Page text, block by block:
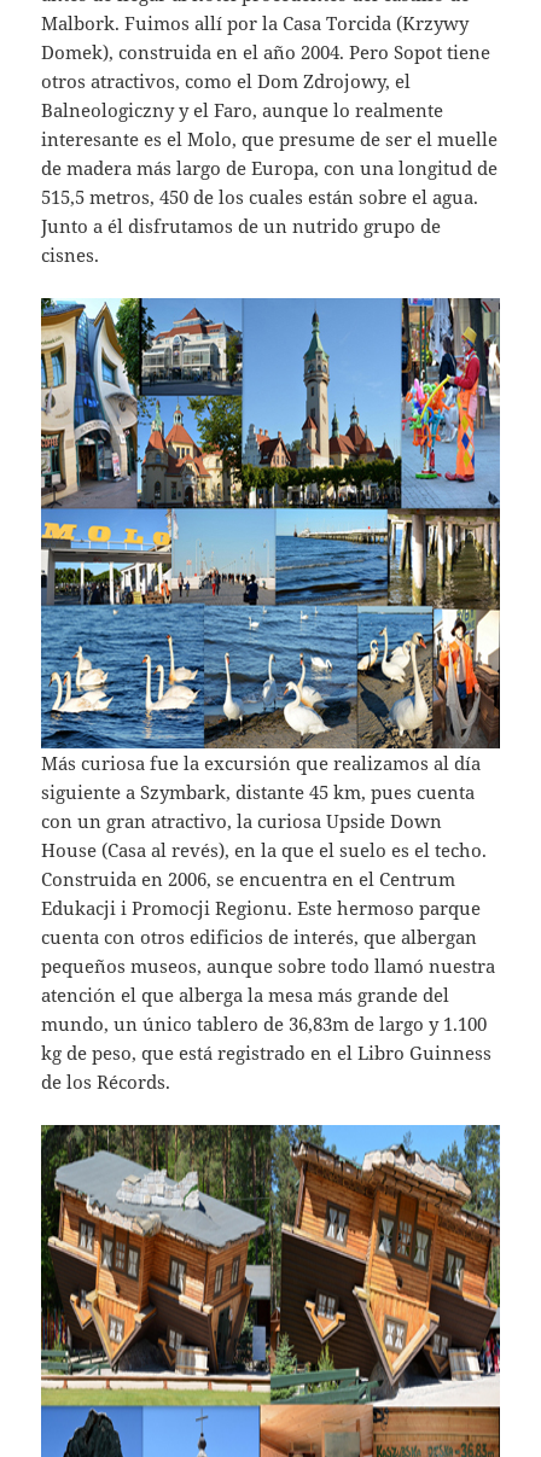
Malbork. Fuimos allí por la Casa Torcida (Krzywy
Domek), construida en el año 2004. Pero Sopot tiene
otros atractivos, como el Dom Zdrojowy, el
Balneologiczny y el Faro, aunque lo realmente
interesante es el Molo, que presume de ser el muelle
de madera más largo de Europa, con una longitud de
515,5 metros, 450 de los cuales están sobre el agua.
Junto a él disfrutamos de un nutrido grupo de
cisnes.
Más curiosa fue la excursión que realizamos al día
siguiente a Szymbark, distante 45 km, pues cuenta
con un gran atractivo, la curiosa Upside Down
House (Casa al revés), en la que el suelo es el techo.
Construida en 2006, se encuentra en el Centrum
Edukacji i Promocji Regionu. Este hermoso parque
cuenta con otros edificios de interés, que albergan
pequeños museos, aunque sobre todo llamó nuestra
atención el que alberga la mesa más grande del
mundo, un único tablero de 36,83m de largo y 1.100
kg de peso, que está registrado en el Libro Guinness
de los Récords.